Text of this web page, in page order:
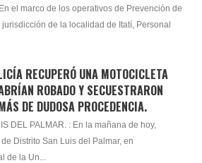
el marco de los operativos de Prevención de
jurisdicción de la localidad de Itatí, Personal
RECUPERÓ UNA MOTOCICLETA
ROBADO Y SECUESTRARON
DE DUDOSA PROCEDENCIA.
DEL PALMAR. : En la mañana de hoy,
Distrito San Luis del Palmar, en
de la Un...